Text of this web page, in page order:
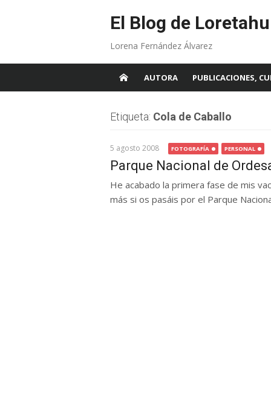
El Blog de
Lorena Fernández Álvarez
AUTORA PUBLICACIONES,
Etiqueta: Cola de Caballo
5 agosto 2008 FOTOGRAFÍA PERSONAL
Parque Nacional de
He acabado la primera fase de mis
más si os pasáis por el Parque